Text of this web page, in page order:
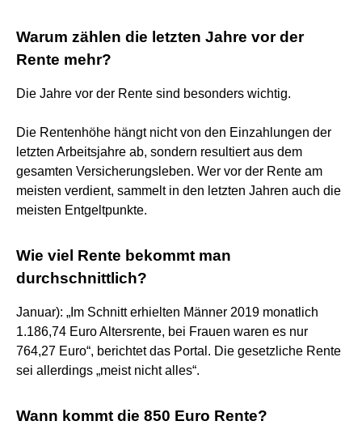
Warum zählen die letzten Jahre vor der
Rente mehr?
Die Jahre vor der Rente sind besonders wichtig.
Die Rentenhöhe hängt nicht von den Einzahlungen der
letzten Arbeitsjahre ab, sondern resultiert aus dem
gesamten Versicherungsleben. Wer vor der Rente am
meisten verdient, sammelt in den letzten Jahren auch die
meisten Entgeltpunkte.
Wie viel Rente bekommt man
durchschnittlich?
Januar): „Im Schnitt erhielten Männer 2019 monatlich
1.186,74 Euro Altersrente, bei Frauen waren es nur
764,27 Euro“, berichtet das Portal. Die gesetzliche Rente
sei allerdings „meist nicht alles“.
Wann kommt die 850 Euro Rente?